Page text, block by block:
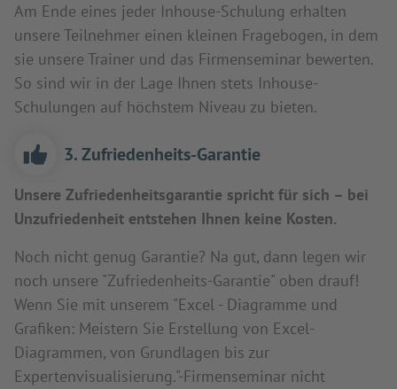
Am Ende eines jeder Inhouse-Schulung erhalten
unsere Teilnehmer einen kleinen Fragebogen, in dem
sie unsere Trainer und das Firmenseminar bewerten.
So sind wir in der Lage Ihnen stets Inhouse-
Schulungen auf höchstem Niveau zu bieten.
3. Zufriedenheits-Garantie
Unsere Zufriedenheitsgarantie spricht für sich – bei
Unzufriedenheit entstehen Ihnen keine Kosten.
Noch nicht genug Garantie? Na gut, dann legen wir
noch unsere "Zufriedenheits-Garantie" oben drauf!
Wenn Sie mit unserem "Excel - Diagramme und
Grafiken: Meistern Sie Erstellung von Excel-
Diagrammen, von Grundlagen bis zur
Expertenvisualisierung."-Firmenseminar nicht